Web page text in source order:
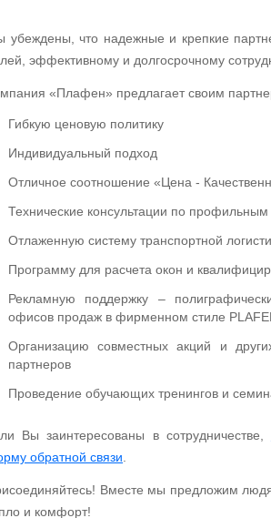
убеждены, что надежные и крепкие
эффективному и долгосрочному
«Плафен» предлагает своим
Гибкую ценовую политику
Индивидуальный подход
Отличное соотношение «Цена -
Технические консультации по
Отлаженную систему транспортной
Программу для расчета окон и
Рекламную поддержку –
офисов продаж в фирменном стиле
Организацию совместных акций и
партнеров
Проведение обучающих тренингов и
Вы заинтересованы в сотрудничестве,
обратной связи
Вместе мы предложим
и комфорт!